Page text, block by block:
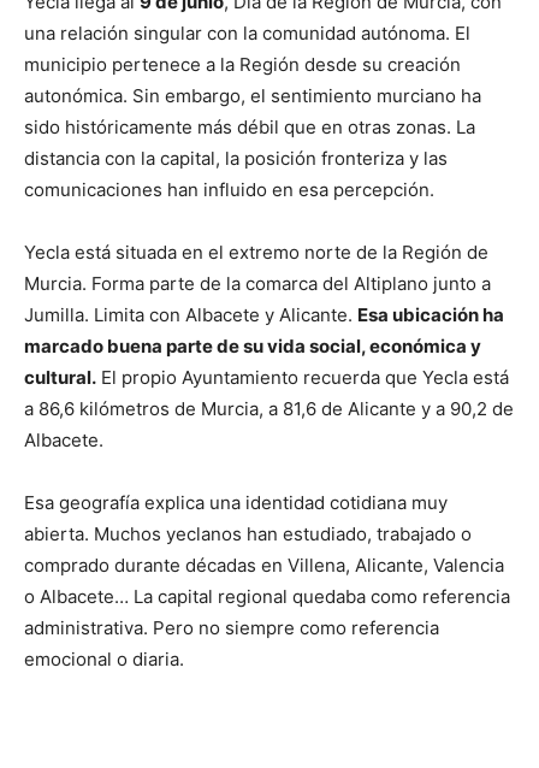
una relación singular con la comunidad autónoma. El
municipio pertenece a la Región desde su creación
autonómica. Sin embargo, el sentimiento murciano ha
sido históricamente más débil que en otras zonas. La
distancia con la capital, la posición fronteriza y las
comunicaciones han influido en esa percepción.
Yecla está situada en el extremo norte de la Región de
Murcia. Forma parte de la comarca del Altiplano junto a
Jumilla. Limita con Albacete y Alicante. Esa ubicación ha
marcado buena parte de su vida social, económica y
cultural. El propio Ayuntamiento recuerda que Yecla está
a 86,6 kilómetros de Murcia, a 81,6 de Alicante y a 90,2 de
Albacete.
Esa geografía explica una identidad cotidiana muy
abierta. Muchos yeclanos han estudiado, trabajado o
comprado durante décadas en Villena, Alicante, Valencia
o Albacete… La capital regional quedaba como referencia
administrativa. Pero no siempre como referencia
emocional o diaria.